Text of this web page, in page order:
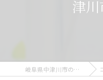
津川
岐阜県中津川市のアイブロウならTreat by nailbrows コ